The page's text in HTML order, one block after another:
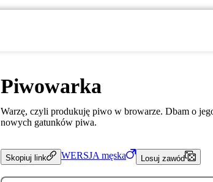
Piwowarka
Warzę, czyli produkuję piwo w browarze. Dbam o
nowych gatunków piwa.
Skopiuj link WERSJA męska Losuj zawód